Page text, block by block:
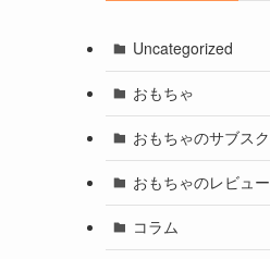
Uncategorized
おもちゃ
おもちゃのサブスク
おもちゃのレビュー
コラム